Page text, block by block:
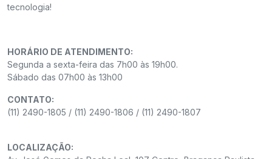
tecnologia!
HORÁRIO DE ATENDIMENTO:
Segunda a sexta-feira das 7h00 às 19h00.
Sábado das 07h00 às 13h00
CONTATO:
(11) 2490-1805 / (11) 2490-1806 / (11) 2490-1807
LOCALIZAÇÃO: